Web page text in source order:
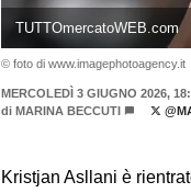
TUTTOmercatoWEB.com
© foto di www.imagephotoagency.it
MERCOLEDÌ 3 GIUGNO 2026,
di MARINA BECCUTI
Kristjan Asllani è